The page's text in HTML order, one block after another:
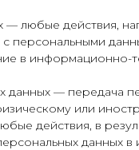
— любые действия,
персональными
в информационно-
данных — передача
или
действия, в
данных